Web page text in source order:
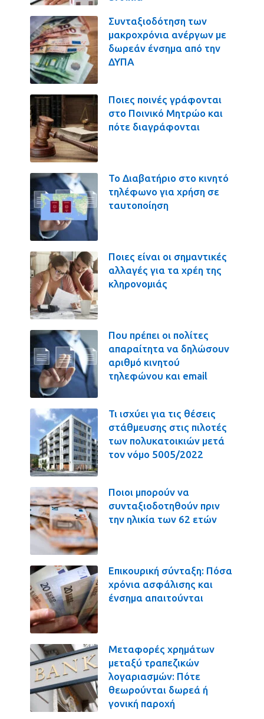
Συνταξιοδότηση των
μακροχρόνια ανέργων με
δωρεάν ένσημα από την
ΔΥΠΑ
Ποιες ποινές γράφονται
στο Ποινικό Μητρώο και
πότε διαγράφονται
Το Διαβατήριο στο κινητό
τηλέφωνο για χρήση σε
ταυτοποίηση
Ποιες είναι οι σημαντικές
αλλαγές για τα χρέη της
κληρονομιάς
Που πρέπει οι πολίτες
απαραίτητα να δηλώσουν
αριθμό κινητού
τηλεφώνου και email
Τι ισχύει για τις θέσεις
στάθμευσης στις πιλοτές
των πολυκατοικιών μετά
τον νόμο 5005/2022
Ποιοι μπορούν να
συνταξιοδοτηθούν πριν
την ηλικία των 62 ετών
Επικουρική σύνταξη: Πόσα
χρόνια ασφάλισης και
ένσημα απαιτούνται
Μεταφορές χρημάτων
μεταξύ τραπεζικών
λογαριασμών: Πότε
θεωρούνται δωρεά ή
γονική παροχή